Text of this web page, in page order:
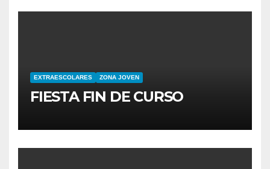
EXTRAESCOLARES ZONA JOVEN
FIESTA FIN DE CURSO